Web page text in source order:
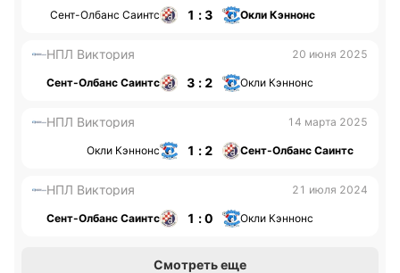
Сент-Олбанс Саинтс 1 : 3 Окли Кэннонс
НПЛ Виктория 20 июня 2025
Сент-Олбанс Саинтс 3 : 2 Окли Кэннонс
НПЛ Виктория 14 марта 2025
Окли Кэннонс 1 : 2 Сент-Олбанс Саинтс
НПЛ Виктория 21 июля 2024
Сент-Олбанс Саинтс 1 : 0 Окли Кэннонс
Смотреть еще